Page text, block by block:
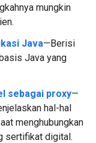
mungkin
Java—Berisi
Java yang
sebagai proxy—
hal-hal
menghubungkan
sertifikat digital.